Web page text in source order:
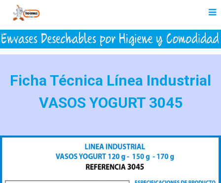
Ficha Técnica Línea Industrial
VASOS YOGURT 3045